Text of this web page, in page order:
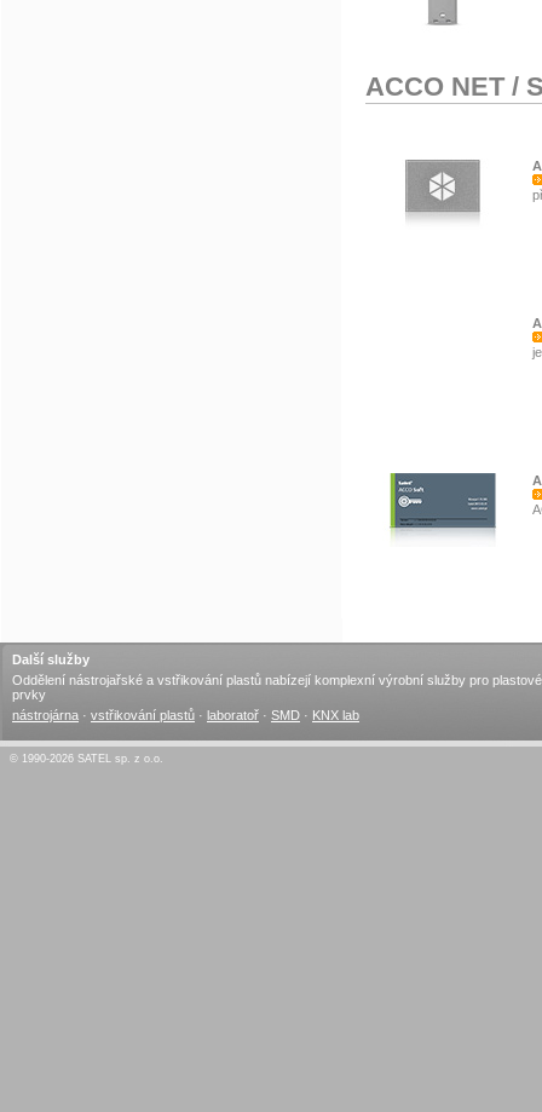
ACCO NET/
Další služby
Oddělení nástrojařské a vstřikování plastů nabízejí komplexní výrobní služby pro plastové
prvky
nástrojárna · vstřikování plastů · laboratoř · SMD · KNX lab
© 1990-2026 SATEL sp. z o.o.